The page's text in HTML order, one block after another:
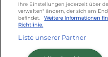
Ihre Einstellungen jederzeit über
verwalten" ändern, der sich am
befindet.
Weitere Informationen
Richtlinie.
Liste unserer Partner